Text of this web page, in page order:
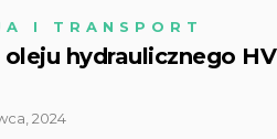
I TRANSPORT
hydraulicznego HV
2024